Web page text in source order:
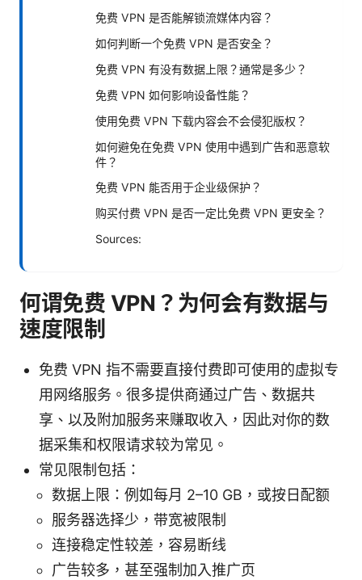
免费 VPN 是否能解锁流媒体内容？
如何判断一个免费 VPN 是否安全？
免费 VPN 有没有数据上限？通常是多少？
免费 VPN 如何影响设备性能？
使用免费 VPN 下载内容会不会侵犯版权？
如何避免在免费 VPN 使用中遇到广告和恶意软
件？
免费 VPN 能否用于企业级保护？
购买付费 VPN 是否一定比免费 VPN 更安全？
Sources:
何谓免费 VPN？为何会有数据与
速度限制
免费 VPN 指不需要直接付费即可使用的虚拟专
用网络服务。很多提供商通过广告、数据共
享、以及附加服务来赚取收入，因此对你的数
据采集和权限请求较为常见。
常见限制包括：
数据上限：例如每月 2–10 GB，或按日配额
服务器选择少，带宽被限制
连接稳定性较差，容易断线
广告较多，甚至强制加入推广页